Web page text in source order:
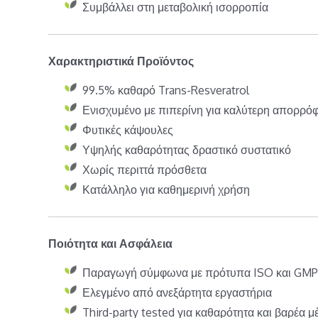
Συμβάλλει στη μεταβολική ισορροπία
Χαρακτηριστικά Προϊόντος
99.5% καθαρό Trans-Resveratrol
Ενισχυμένο με πιπερίνη για καλύτερη
Φυτικές κάψουλες
Υψηλής καθαρότητας δραστικό συστατικό
Χωρίς περιττά πρόσθετα
Κατάλληλο για καθημερινή χρήση
Ποιότητα και Ασφάλεια
Παραγωγή σύμφωνα με πρότυπα ISO και GMP
Ελεγμένο από ανεξάρτητα εργαστήρια
Third-party tested για καθαρότητα και βαρέα